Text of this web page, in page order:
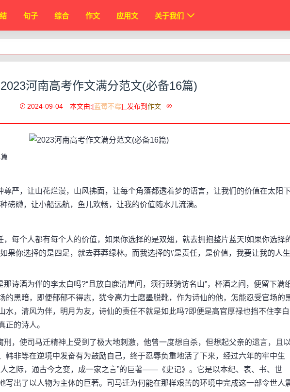
句子 综合 作文 应用文 关于我们
2023河南高考作文满分范文(必备16篇)
2024-09-04 本文由:[蓝莓不霉]_发布到 作文
严，让山花烂漫，山风拂面，让每个角落都透着梦的语言，让我们的价值在太阳
磅礴，让小船远航，鱼儿欢畅，让我的价值随水儿流淌。
每个人都有每个人的价值，如果你选择的是双翅，就去拥抱整片蓝天!如果你选择
果你选择的是四足，就去莽莽绿林。而我选择的\'是责任，是价值，我要让我的人生
诗酒为伴的李太白吗?“且放白鹿清崖间，须行既骑访名山”，杯酒之间，便留下满
的黑暗，即便郁郁不得志，犹令高力士磨墨脱靴，作为诗仙的他，怎能忍受官场的
水，清风为伴，明月为友，诗仙的责任不就是如此吗?即便是高官厚禄也挡不住李白
正的诗人。
，使司马迁精神上受到了极大地刺激，他曾一度想自杀，但想起父亲的遗言，且以
韩非等在逆境中发奋有为鼓励自己，终于忍辱负重地活了下来，经过六年的牢中生
之际，通古今之变，成一家之言”的巨著——《史记》。它是以本纪、表、书、世
写出了以人物为主体的巨著。司马迁为何能在那样艰苦的环境中完成这一部令世人